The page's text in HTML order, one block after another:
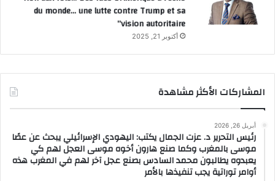
du monde… une lutte contre Trump et sa
vision autoritaire”
أكتوبر 21, 2025
المشاركات الأكثر مشاهدة
أبريل 26, 2026
رئيس التحرير د. عزت الجمال يكتب: اليهودي الإسرائيلي يبحث عن عصًا
موسى بالمغرب وكما صنع هارون أخوه موسى العجل لهم كي
يعبدوه يطالبون محمد السادس بصنع عجل آخر لهم في المغرب هذه
أوامر توراتية يجب تنفيذها بالأمر